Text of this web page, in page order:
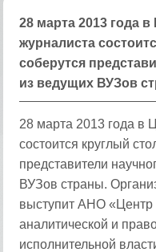
28 марта 2013 года
журналиста
соберутся
из ведущих ВУЗов
28 марта 2013 года в
состоится круглый
представители
ВУЗов страны.
выступит АНО
аналитической и
исполнительной